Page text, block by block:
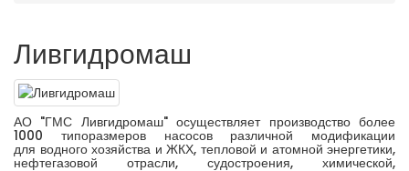
Ливгидромаш
АО "ГМС Ливгидромаш" осуществляет производство более
1000 типоразмеров насосов различной модификации
для водного хозяйства и ЖКХ, тепловой и атомной энергетики,
нефтегазовой отрасли, судостроения, химической,